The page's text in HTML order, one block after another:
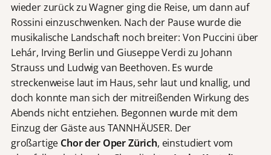
wieder zurück zu Wagner ging die Reise, um dann auf
Rossini einzuschwenken. Nach der Pause wurde die
musikalische Landschaft noch breiter: Von Puccini über
Lehár, Irving Berlin und Giuseppe Verdi zu Johann
Strauss und Ludwig van Beethoven. Es wurde
streckenweise laut im Haus, sehr laut und knallig, und
doch konnte man sich der mitreißenden Wirkung des
Abends nicht entziehen. Begonnen wurde mit dem
Einzug der Gäste aus TANNHÄUSER. Der
großartige Chor der Oper Zürich, einstudiert vom